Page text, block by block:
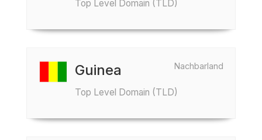
Top Level Domain (TLD)
Nachbarland
Guinea
Top Level Domain (TLD)